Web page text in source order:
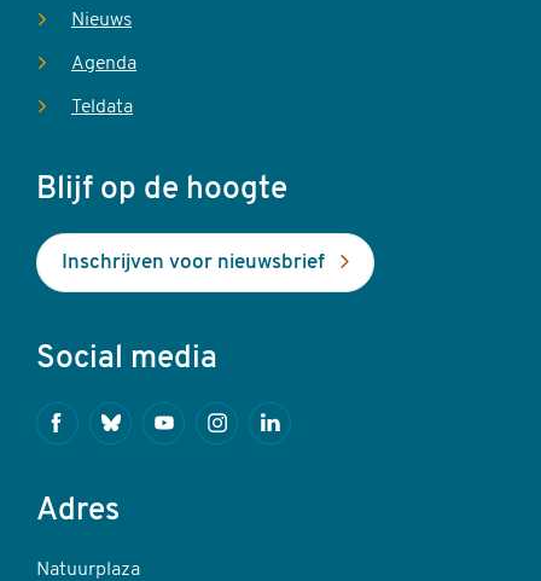
Nieuws
Agenda
Teldata
Blijf op de hoogte
Inschrijven voor nieuwsbrief
Social media
FacebookBlueskyYoutubeInstagramLinkedin
Adres
Natuurplaza